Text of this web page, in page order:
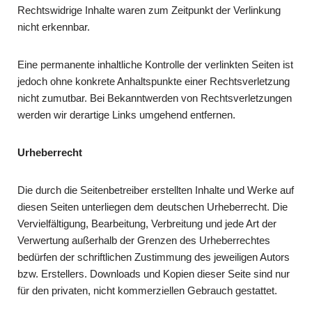
Rechtswidrige Inhalte waren zum Zeitpunkt der Verlinkung
nicht erkennbar.
Eine permanente inhaltliche Kontrolle der verlinkten Seiten ist
jedoch ohne konkrete Anhaltspunkte einer Rechtsverletzung
nicht zumutbar. Bei Bekanntwerden von Rechtsverletzungen
werden wir derartige Links umgehend entfernen.
Urheberrecht
Die durch die Seitenbetreiber erstellten Inhalte und Werke auf
diesen Seiten unterliegen dem deutschen Urheberrecht. Die
Vervielfältigung, Bearbeitung, Verbreitung und jede Art der
Verwertung außerhalb der Grenzen des Urheberrechtes
bedürfen der schriftlichen Zustimmung des jeweiligen Autors
bzw. Erstellers. Downloads und Kopien dieser Seite sind nur
für den privaten, nicht kommerziellen Gebrauch gestattet.